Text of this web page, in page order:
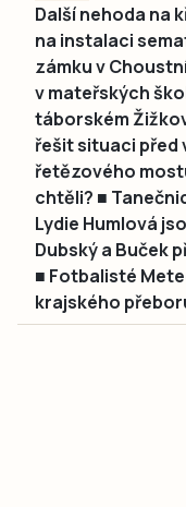
Další nehoda na
na instalaci
zámku v
v mateřských
táborském
řešit situaci před
řetězového
chtěli? ■
Lydie Humlová
Dubský a Buček
■ Fotbalisté
krajského